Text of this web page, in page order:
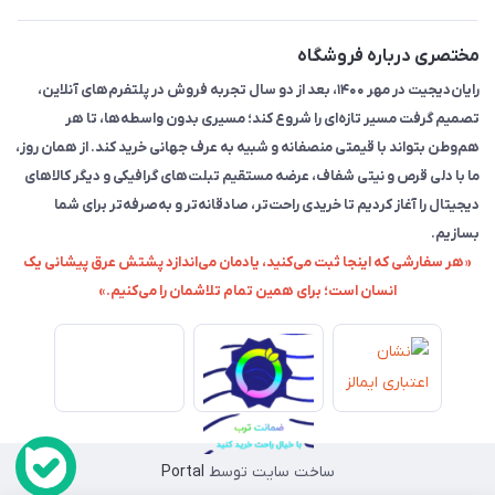
مختصری درباره فروشگاه
رایان‌دیجیت در مهر ۱۴۰۰، بعد از دو سال تجربه فروش در پلتفرم‌های آنلاین،
تصمیم گرفت مسیر تازه‌ای را شروع کند؛ مسیری بدون واسطه‌ها، تا هر
هم‌وطن بتواند با قیمتی منصفانه و شبیه به عرف جهانی خرید کند. از همان روز،
ما با دلی قرص و نیتی شفاف، عرضه مستقیم تبلت‌های گرافیکی و دیگر کالاهای
دیجیتال را آغاز کردیم تا خریدی راحت‌تر، صادقانه‌تر و به‌صرفه‌تر برای شما
بسازیم.
«هر سفارشی که اینجا ثبت می‌کنید، یادمان می‌اندازد پشتش عرق پیشانی یک
انسان است؛ برای همین تمام تلاشمان را می‌کنیم.»
ساخت سایت توسط Portal